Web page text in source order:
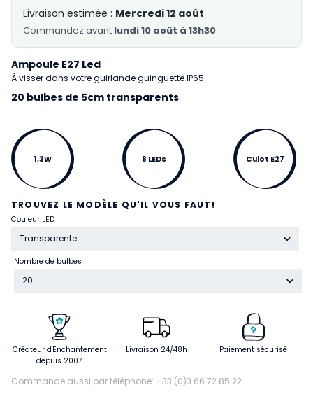
Ampoule E27 Led
À visser dans votre guirlande guinguette IP65
20 bulbes de 5cm transparents
TROUVEZ LE MODÈLE QU'IL VOUS FAUT!
Couleur LED
Transparente
Nombre de bulbes
20
Livraison estimée : Mercredi 12 août
Commandez avant lundi 10 août à 13h30.
1,3W 8 LEDs Culot E27
Créateur d'Enchantement
depuis 2007
Livraison 24/48h Paiement sécurisé
Commande aussi par téléphone: +33 (0)3 66 72 85 22